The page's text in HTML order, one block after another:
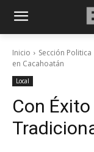
Inicio Sección Politica
en Cacahoatán
Local
Con